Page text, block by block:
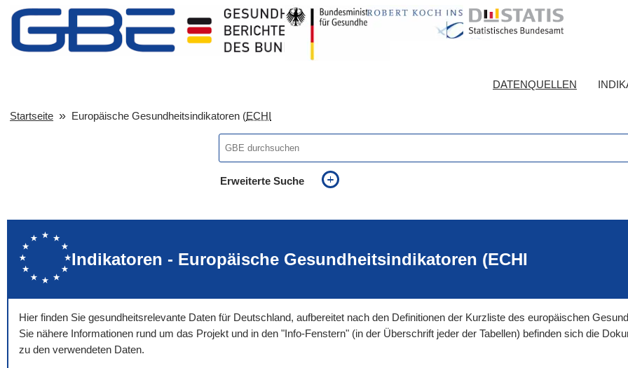
DATENQUELLEN
Startseite Europäische Gesundheitsindikatoren (ECHI
Erweiterte Suche
Indikatoren - Europäische Gesundheitsindikatoren (ECHI
Hier finden Sie gesundheitsrelevante Daten für Deutschland, aufbereitet nach den Definitionen der Kurzliste des europäischen
Sie nähere Informationen rund um das Projekt und in den "Info-Fenstern" (in der Überschrift jeder der Tabellen) befinden sich die
zu den verwendeten Daten.